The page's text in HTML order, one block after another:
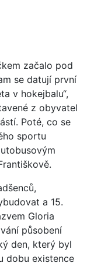
začalo pod
se datují první
v hokejbalu“,
z obyvatel
Poté, co se
sportu
a 15.
Gloria
působení
den, který byl
dobu existence